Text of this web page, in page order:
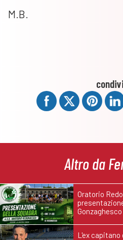
M.B.
Altro da
Oratorio
Gonzaghesco
L'ex capitano